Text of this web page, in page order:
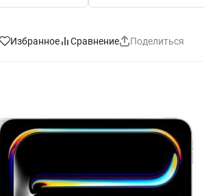
Избранное Сравнение Поделиться